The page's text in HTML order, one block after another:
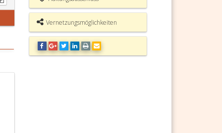
§ 19e KDV 1967 (weggefallen)
§ 20 KDV 1967 Antrag auf nationale
Genehmigung einer Type von
Fahrzeugen oder Fahrgestellen
Vernetzungsmöglichkeiten